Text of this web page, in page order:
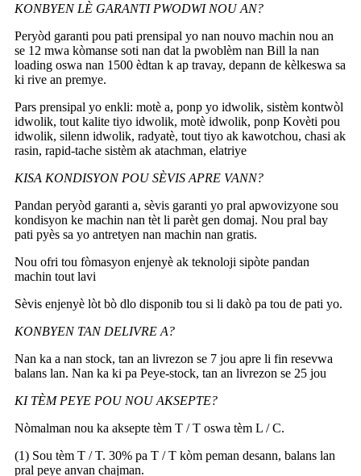
KONBYEN LÈ GARANTI PWODWI NOU AN?
Peryòd garanti pou pati prensipal yo nan nouvo machin nou an
se 12 mwa kòmanse soti nan dat la pwoblèm nan Bill la nan
loading oswa nan 1500 èdtan k ap travay, depann de kèlkeswa sa
ki rive an premye.
Pars prensipal yo enkli: motè a, ponp yo idwolik, sistèm kontwòl
idwolik, tout kalite tiyo idwolik, motè idwolik, ponp Kovèti pou
idwolik, silenn idwolik, radyatè, tout tiyo ak kawotchou, chasi ak
rasin, rapid-tache sistèm ak atachman, elatriye
KISA KONDISYON POU SÈVIS APRE VANN?
Pandan peryòd garanti a, sèvis garanti yo pral apwovizyone sou
kondisyon ke machin nan tèt li parèt gen domaj. Nou pral bay
pati pyès sa yo antretyen nan machin nan gratis.
Nou ofri tou fòmasyon enjenyè ak teknoloji sipòte pandan
machin tout lavi
Sèvis enjenyè lòt bò dlo disponib tou si li dakò pa tou de pati yo.
KONBYEN TAN DELIVRE A?
Nan ka a nan stock, tan an livrezon se 7 jou apre li fin resevwa
balans lan. Nan ka ki pa Peye-stock, tan an livrezon se 25 jou
KI TÈM PEYE POU NOU AKSEPTE?
Nòmalman nou ka aksepte tèm T / T oswa tèm L / C.
(1) Sou tèm T / T. 30% pa T / T kòm peman desann, balans lan
pral peye anvan chajman.